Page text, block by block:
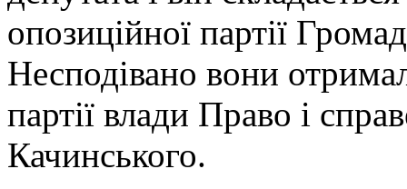
опозиційної партії
Несподівано вони
партії влади Право і
Качинського.